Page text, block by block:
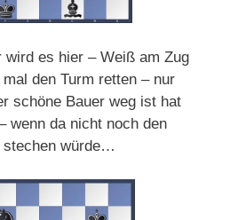
wird es hier – Weiß am Zug
den Turm retten – nur
schöne Bauer weg ist hat
wenn da nicht noch den
stechen würde…